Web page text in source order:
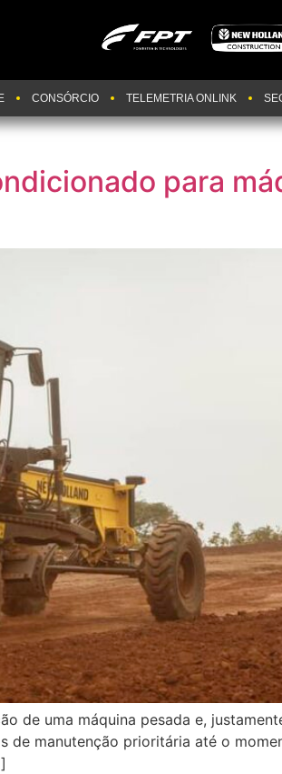
CONSÓRCIO TELEMETRIA ONLINK
para
de uma máquina pesada e,
de manutenção prioritária até o